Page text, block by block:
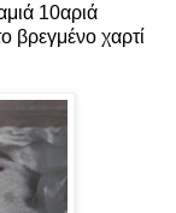
10αριά
βρεγμένο χαρτί